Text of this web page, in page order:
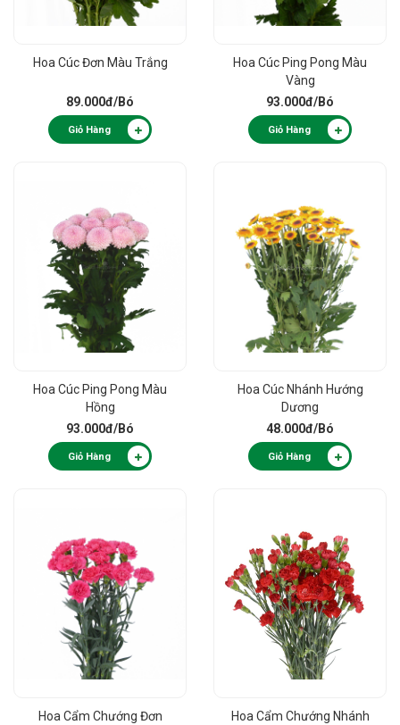
Hoa Cúc Đơn Màu Trắng
89.000đ/Bó
Giỏ Hàng
Hoa Cúc Ping Pong Màu
Vàng
93.000đ/Bó
Giỏ Hàng
Hoa Cúc Ping Pong Màu
Hồng
93.000đ/Bó
Giỏ Hàng
Hoa Cúc Nhánh Hướng
Dương
48.000đ/Bó
Giỏ Hàng
Hoa Cẩm Chướng Đơn
Hoa Cẩm Chướng Nhánh